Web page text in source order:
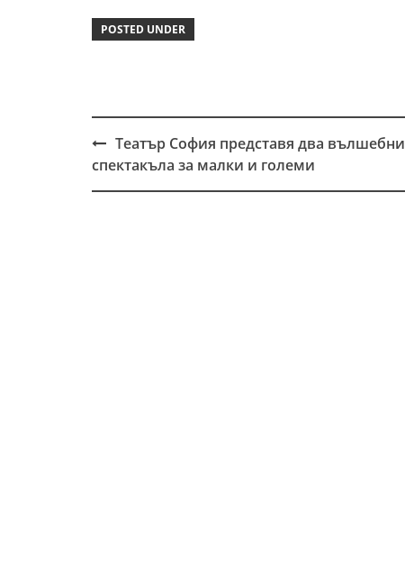
POSTED UNDER
Post
Театър София представя два вълшебни
спектакъла за малки и големи